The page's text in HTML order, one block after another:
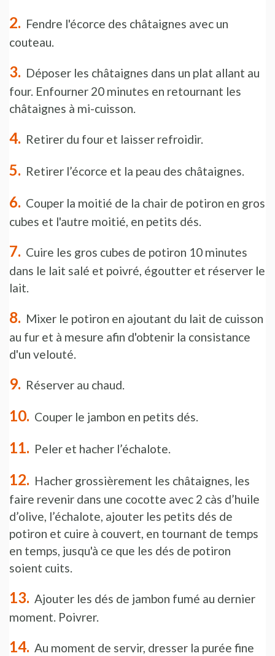
Fendre l'écorce des châtaignes avec un
couteau.
Déposer les châtaignes dans un plat allant au
four. Enfourner 20 minutes en retournant les
châtaignes à mi-cuisson.
Retirer du four et laisser refroidir.
Retirer l’écorce et la peau des châtaignes.
Couper la moitié de la chair de potiron en gros
cubes et l'autre moitié, en petits dés.
Cuire les gros cubes de potiron 10 minutes
dans le lait salé et poivré, égoutter et réserver le
lait.
Mixer le potiron en ajoutant du lait de cuisson
au fur et à mesure afin d'obtenir la consistance
d'un velouté.
Réserver au chaud.
Couper le jambon en petits dés.
Peler et hacher l’échalote.
Hacher grossièrement les châtaignes, les
faire revenir dans une cocotte avec 2 càs d’huile
d’olive, l’échalote, ajouter les petits dés de
potiron et cuire à couvert, en tournant de temps
en temps, jusqu'à ce que les dés de potiron
soient cuits.
Ajouter les dés de jambon fumé au dernier
moment. Poivrer.
Au moment de servir, dresser la purée fine